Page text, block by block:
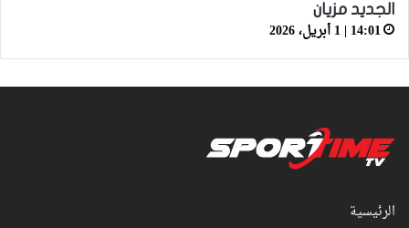
الجديد مزيان
14:01 | 1 أبريل، 2026
الرئيسية